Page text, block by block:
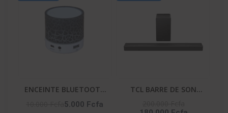
ENCEINTE BLUETOOTH
– HIFI_S08U
5.000 Fcfa
TCL BARRE DE SON